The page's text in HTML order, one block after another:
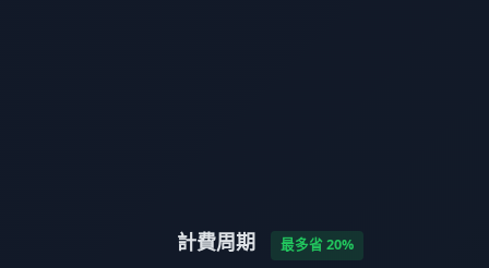
計費周期 最多省 20%